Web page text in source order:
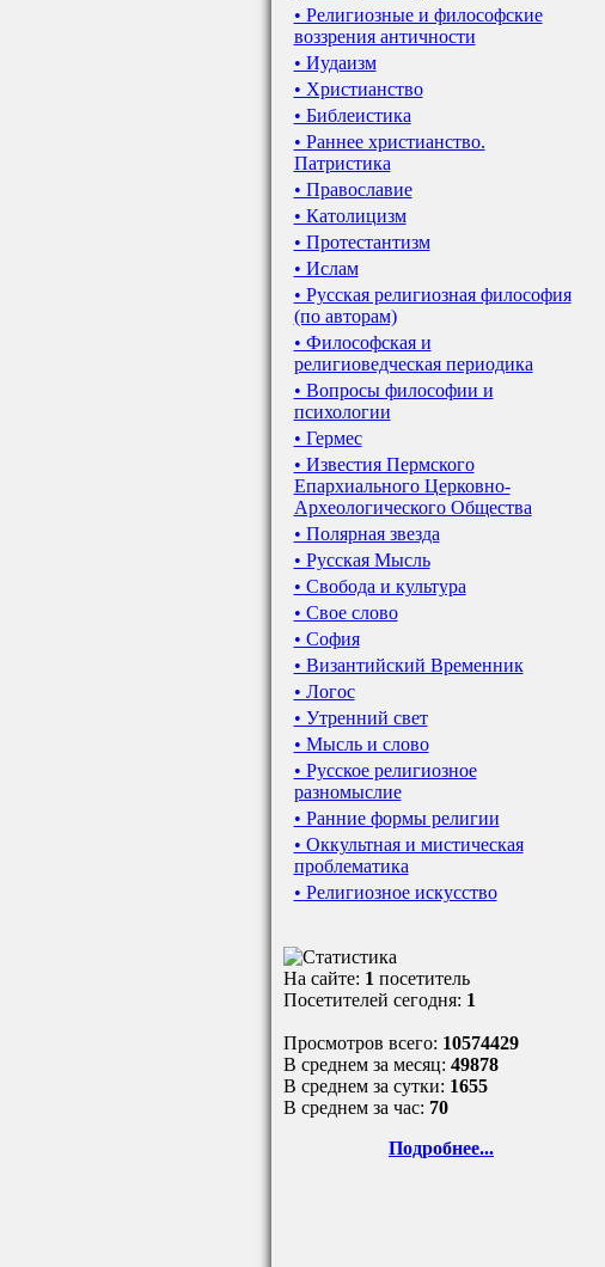
• Религиозные и философские
воззрения античности
• Иудаизм
• Христианство
• Библеистика
• Раннее христианство.
Патристика
• Православие
• Католицизм
• Протестантизм
• Ислам
• Русская религиозная философия
(по авторам)
• Философская и
религиоведческая периодика
• Вопросы философии и
психологии
• Гермес
• Известия Пермского
Епархиального Церковно-
Археологического Общества
• Полярная звезда
• Русская Мысль
• Свобода и культура
• Свое слово
• София
• Византийский Временник
• Логос
• Утренний свет
• Мысль и слово
• Русское религиозное
разномыслие
• Ранние формы религии
• Оккультная и мистическая
проблематика
• Религиозное искусство
На сайте: 1 посетитель
Посетителей сегодня: 1
Просмотров всего: 10574429
В среднем за месяц: 49878
В среднем за сутки: 1655
В среднем за час: 70
Подробнее...